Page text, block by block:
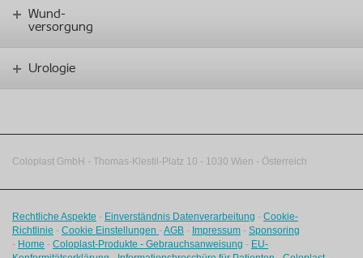
Wund-
versorgung
Urologie
Coloplast GmbH - Thomas-Klestil-Platz 10 - 1030 Wien - Österreich
Rechtliche Aspekte - Einverständnis Datenverarbeitung - Cookie-
Richtlinie - Cookie Einstellungen - AGB - Impressum - Sponsoring
- Home - Coloplast-Produkte - Gebrauchsanweisung - EU-